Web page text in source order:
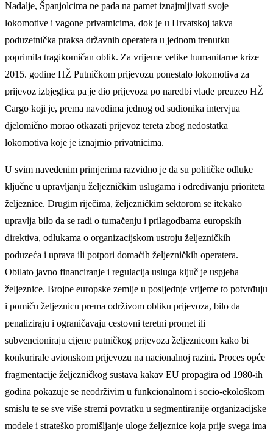
Nadalje, Španjolcima ne pada na pamet iznajmljivati svoje
lokomotive i vagone privatnicima, dok je u Hrvatskoj takva
poduzetnička praksa državnih operatera u jednom trenutku
poprimila tragikomičan oblik. Za vrijeme velike humanitarne krize
2015. godine HŽ Putničkom prijevozu ponestalo lokomotiva za
prijevoz izbjeglica pa je dio prijevoza po naredbi vlade preuzeo HŽ
Cargo koji je, prema navodima jednog od sudionika intervjua
djelomično morao otkazati prijevoz tereta zbog nedostatka
lokomotiva koje je iznajmio privatnicima.
U svim navedenim primjerima razvidno je da su političke odluke
ključne u upravljanju željezničkim uslugama i određivanju prioriteta
željeznice. Drugim riječima, željezničkim sektorom se itekako
upravlja bilo da se radi o tumačenju i prilagodbama europskih
direktiva, odlukama o organizacijskom ustroju željezničkih
poduzeća i uprava ili potpori domaćih željezničkih operatera.
Obilato javno financiranje i regulacija usluga ključ je uspjeha
željeznice. Brojne europske zemlje u posljednje vrijeme to potvrđuju
i pomiču željeznicu prema održivom obliku prijevoza, bilo da
penaliziraju i ograničavaju cestovni teretni promet ili
subvencioniraju cijene putničkog prijevoza željeznicom kako bi
konkurirale avionskom prijevozu na nacionalnoj razini. Proces opće
fragmentacije željezničkog sustava kakav EU propagira od 1980-ih
godina pokazuje se neodrživim u funkcionalnom i socio-ekološkom
smislu te se sve više stremi povratku u segmentiranije organizacijske
modele i strateško promišljanje uloge željeznice koja prije svega ima